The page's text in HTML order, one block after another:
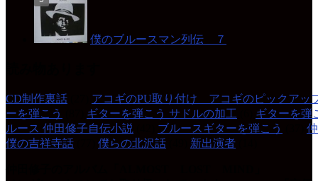
僕のブルースマン列伝 ７
CD制作裏話
アコギのPU取り付け アコギのピックアッ
ーを弾こう
ギターを弾こう サドルの加工
ギターを弾
ルース 仲田修子自伝小説
ブルースギターを弾こう
僕の吉祥寺話
僕らの北沢話 新出演者